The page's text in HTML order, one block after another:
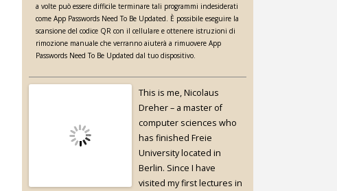
a volte può essere difficile terminare tali programmi indesiderati
come App Passwords Need To Be Updated. È possibile eseguire la
scansione del codice QR con il cellulare e ottenere istruzioni di
rimozione manuale che verranno aiuterà a rimuovere App
Passwords Need To Be Updated dal tuo dispositivo.
This is me, Nicolaus
Dreher – a master of
computer sciences who
has finished Freie
University located in
Berlin. Since I have
visited my first lectures in